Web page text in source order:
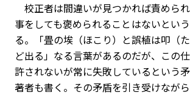
校正者は間違いが見つかれば責めら
事をしても褒められることはないとい
る。「畳の埃（ほこり）と誤植は叩（
ど出る」なる言葉があるのだが、この
許されないが常に失敗しているという
著者も書く。その矛盾を引き受けなが